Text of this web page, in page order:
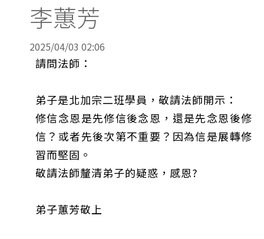
李蕙芳
2025/04/03 02:06
請問法師：
弟子是北加宗二班學員，敬請法師開示：
修信念恩是先修信後念恩，還是先念恩後修
信？或者先後次第不重要？因為信是展轉修
習而堅固。
敬請法師釐清弟子的疑惑，感恩?
弟子蕙芳敬上